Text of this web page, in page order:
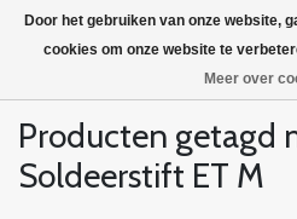
Producten getagd
Soldeerstift ET M
Door het gebruiken van onze website,
cookies om onze website te
Meer over